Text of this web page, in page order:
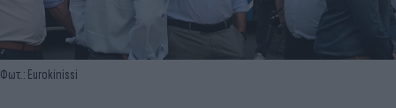
Φωτ.: Eurokinissi